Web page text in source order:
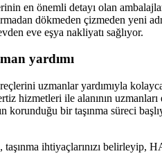
en önemli detayı olan
dökmeden çizmeden yeni
eve eşya nakliyatı sağlıyor.
yardımı
uzmanlar yardımıyla
hizmetleri ile alanının uzmanları
korunduğu bir taşınma süreci
taşınma ihtiyaçlarınızı